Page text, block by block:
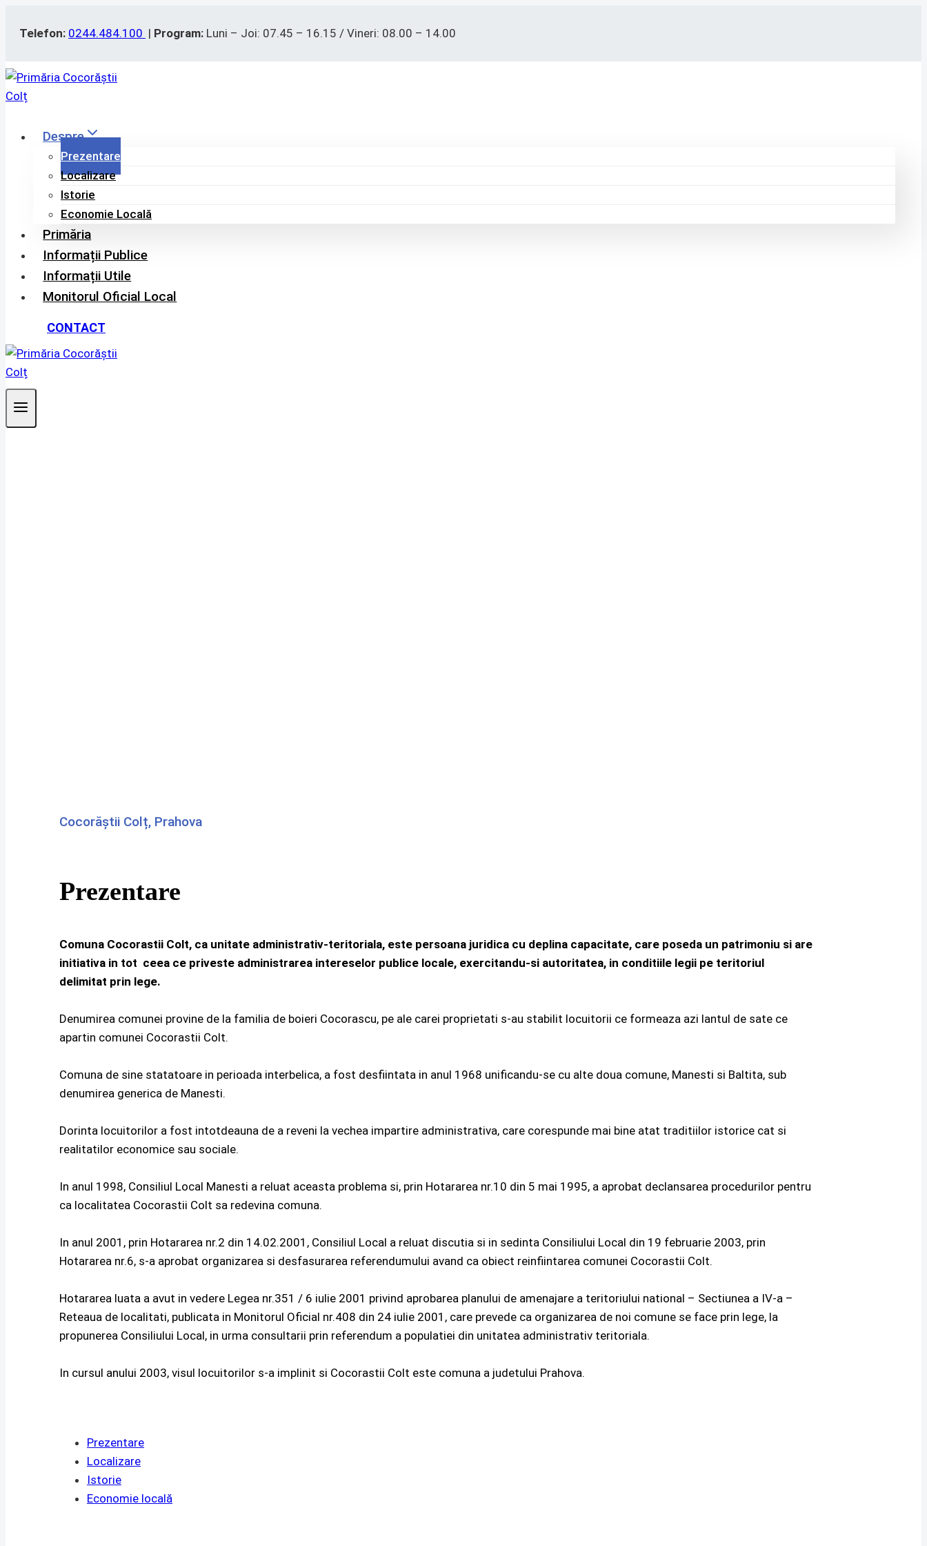
Telefon: 0244.484.100 | Program: Luni – Joi: 07.45 – 16.15 / Vineri: 08.00 – 14.00
Despre
Prezentare
Localizare
Istorie
Economie Locală
Primăria
Informații Publice
Informații Utile
Monitorul Oficial Local
CONTACT
Cocorăștii Colț, Prahova
Prezentare
Comuna Cocorastii Colt, ca unitate administrativ-teritoriala, este persoana juridica cu deplina capacitate, care poseda un patrimoniu si are
initiativa in tot ceea ce priveste administrarea intereselor publice locale, exercitandu-si autoritatea, in conditiile legii pe teritoriul
delimitat prin lege.
Denumirea comunei provine de la familia de boieri Cocorascu, pe ale carei proprietati s-au stabilit locuitorii ce formeaza azi lantul de sate ce
apartin comunei Cocorastii Colt.
Comuna de sine statatoare in perioada interbelica, a fost desfiintata in anul 1968 unificandu-se cu alte doua comune, Manesti si Baltita, sub
denumirea generica de Manesti.
Dorinta locuitorilor a fost intotdeauna de a reveni la vechea impartire administrativa, care corespunde mai bine atat traditiilor istorice cat si
realitatilor economice sau sociale.
In anul 1998, Consiliul Local Manesti a reluat aceasta problema si, prin Hotararea nr.10 din 5 mai 1995, a aprobat declansarea procedurilor pentru
ca localitatea Cocorastii Colt sa redevina comuna.
In anul 2001, prin Hotararea nr.2 din 14.02.2001, Consiliul Local a reluat discutia si in sedinta Consiliului Local din 19 februarie 2003, prin
Hotararea nr.6, s-a aprobat organizarea si desfasurarea referendumului avand ca obiect reinfiintarea comunei Cocorastii Colt.
Hotararea luata a avut in vedere Legea nr.351 / 6 iulie 2001 privind aprobarea planului de amenajare a teritoriului national – Sectiunea a IV-a –
Reteaua de localitati, publicata in Monitorul Oficial nr.408 din 24 iulie 2001, care prevede ca organizarea de noi comune se face prin lege, la
propunerea Consiliului Local, in urma consultarii prin referendum a populatiei din unitatea administrativ teritoriala.
In cursul anului 2003, visul locuitorilor s-a implinit si Cocorastii Colt este comuna a judetului Prahova.
Prezentare
Localizare
Istorie
Economie locală